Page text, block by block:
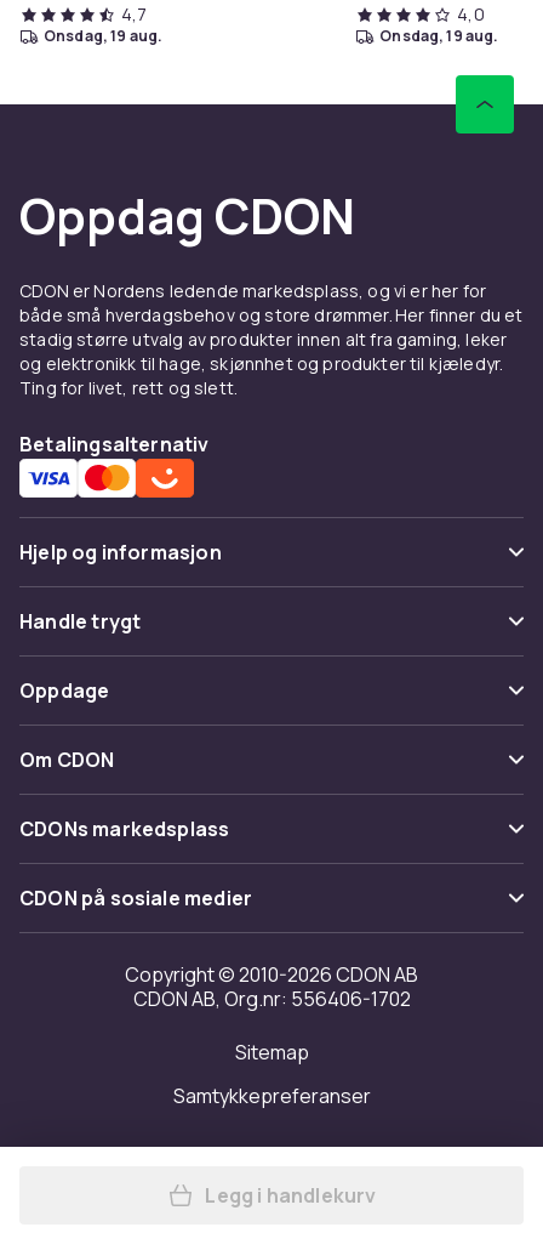
4,7
onsdag, 19 aug.
4,0
onsdag, 19 aug.
Oppdag CDON
CDON er Nordens ledende markedsplass, og vi er her for
både små hverdagsbehov og store drømmer. Her finner du et
stadig større utvalg av produkter innen alt fra gaming, leker
og elektronikk til hage, skjønnhet og produkter til kjæledyr.
Ting for livet, rett og slett.
Betalingsalternativ
Hjelp og informasjon
Vanlige spørsmål
Spor pakke
Angre & returner her
Kontakt oss
Handle trygt
Betaling
Levering
Tilbakekallinger
Oppdage
Kategorier
Varemerker
Om CDON
Om oss
Kundeanmeldelser
Jobbe på CDON
Investor relations
Tilgjengelighet
CDONs markedsplass
Merchant Help Center
CDON på sosiale medier
Copyright © 2010-2026 CDON AB
CDON AB, Org.nr: 556406-1702
Sitemap
Samtykkepreferanser
Legg 10-pakning
Legg i handlekurv